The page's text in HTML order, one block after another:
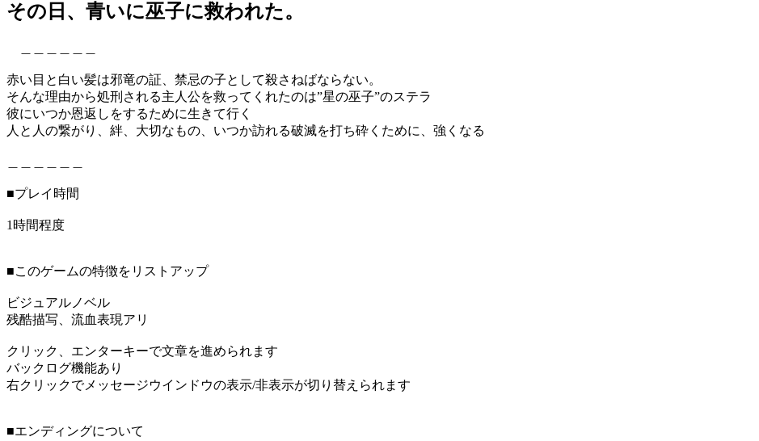
その日、青いに巫子に救われた。
赤い目と白い髪は邪竜の証、禁忌の子として殺さねばならない。
そんな理由から処刑される主人公を救ってくれたのは”星の巫子”のステラ
彼にいつか恩返しをするために生きて行く
人と人の繋がり、絆、大切なもの、いつか訪れる破滅を打ち砕くために、強くなる
■プレイ時間
1時間程度
■このゲームの特徴をリストアップ
ビジュアルノベル
残酷描写、流血表現アリ
クリック、エンターキーで文章を進められます
バックログ機能あり
右クリックでメッセージウインドウの表示/非表示が切り替えられます
■エンディングについて